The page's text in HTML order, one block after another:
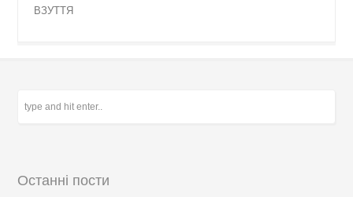
ВЗУТТЯ
Останні пости